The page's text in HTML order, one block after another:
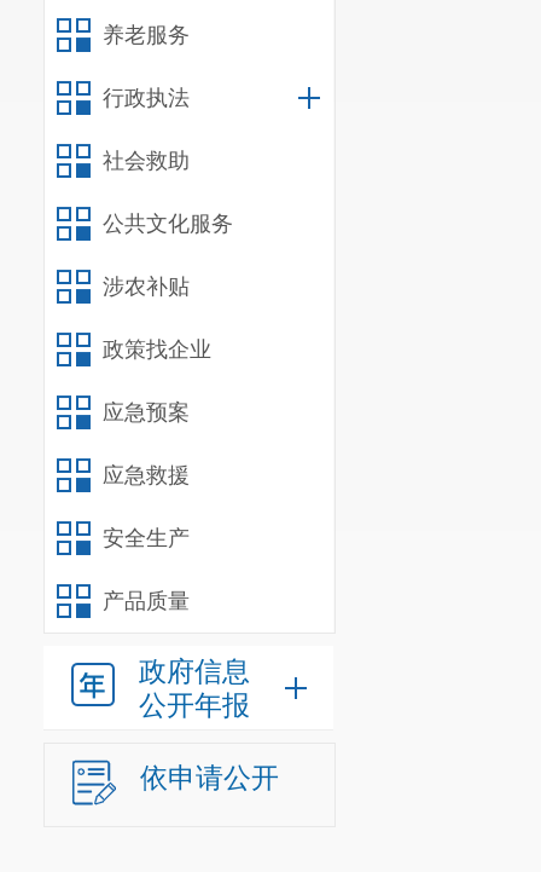
养老服务
行政执法
社会救助
公共文化服务
涉农补贴
政策找企业
应急预案
应急救援
安全生产
产品质量
政府信息
公开年报
依申请公开